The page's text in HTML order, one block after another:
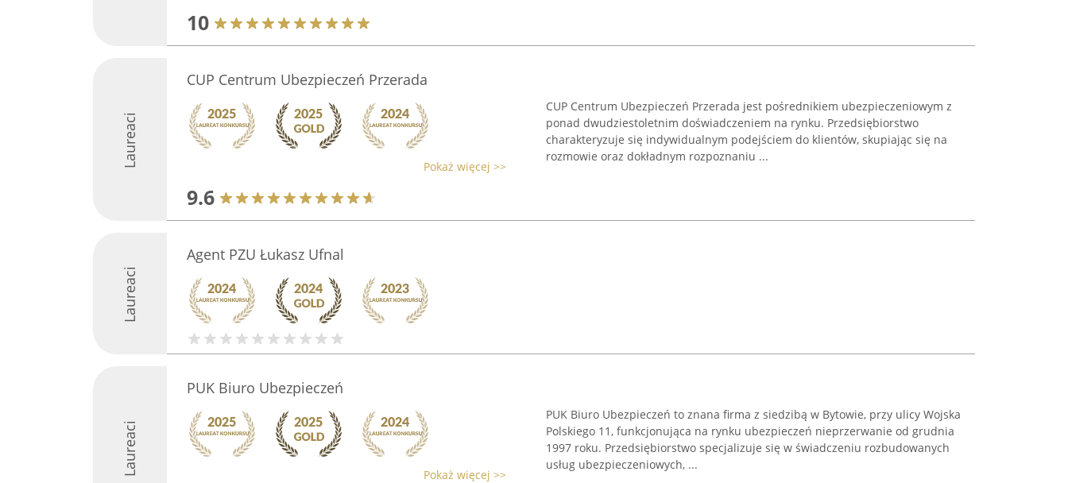
10
Laureaci
CUP Centrum Ubezpieczeń Przerada
Pokaż więcej >>
9.6
CUP Centrum Ubezpieczeń Przerada jest pośrednikiem ubezpieczeniowym z
ponad dwudziestoletnim doświadczeniem na rynku. Przedsiębiorstwo
charakteryzuje się indywidualnym podejściem do klientów, skupiając się na
rozmowie oraz dokładnym rozpoznaniu ...
Laureaci
Agent PZU Łukasz Ufnal
Laureaci
PUK Biuro Ubezpieczeń
Pokaż więcej >>
PUK Biuro Ubezpieczeń to znana firma z siedzibą w Bytowie, przy ulicy Wojska
Polskiego 11, funkcjonująca na rynku ubezpieczeń nieprzerwanie od grudnia
1997 roku. Przedsiębiorstwo specjalizuje się w świadczeniu rozbudowanych
usług ubezpieczeniowych, ...